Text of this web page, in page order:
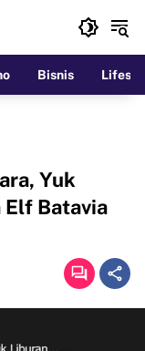
Bisnis
Yuk
Elf Batavia